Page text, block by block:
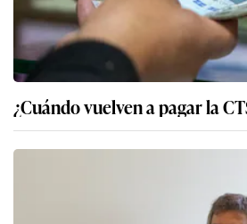
¿Cuándo vuelven a pagar la